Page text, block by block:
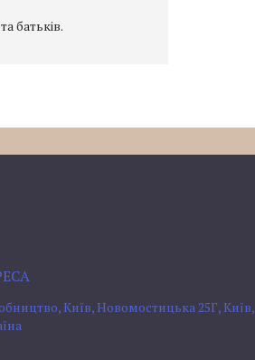
батьків.
Київ, Новомостицька 25Г, Київ,